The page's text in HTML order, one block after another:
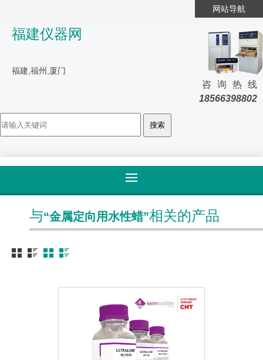
网站导航
福建仪器网
福建,福州,厦门
咨询热线
18566398802
与“金属定向用水性蜡”相关的产品